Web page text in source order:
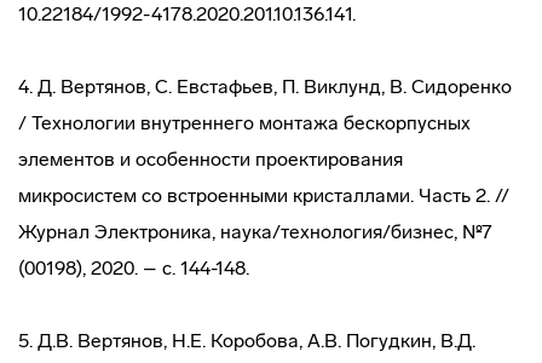
10.22184/1992-4178.2020.201.10.136.141.
4. Д. Вертянов, С. Евстафьев, П. Виклунд, В. Сидоренко
/ Технологии внутреннего монтажа бескорпусных
элементов и особенности проектирования
микросистем со встроенными кристаллами. Часть 2. //
Журнал Электроника, наука/технология/бизнес, №7
(00198), 2020. – с. 144-148.
5. Д.В. Вертянов, Н.Е. Коробова, А.В. Погудкин, В.Д.